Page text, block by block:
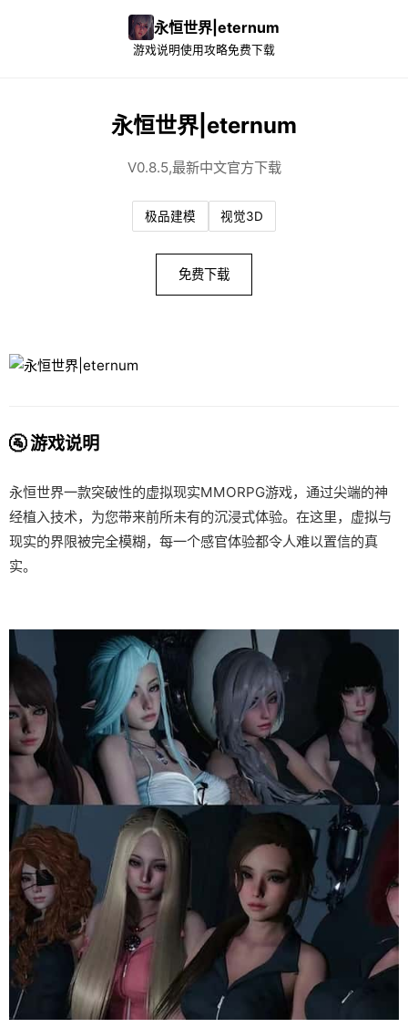
永恒世界|eternum
游戏说明使用攻略免费下载
永恒世界|eternum
V0.8.5,最新中文官方下载
极品建模 视觉3D
免费下载
🚰 游戏说明
永恒世界一款突破性的虚拟现实MMORPG游戏，通过尖端的神
经植入技术，为您带来前所未有的沉浸式体验。在这里，虚拟与
现实的界限被完全模糊，每一个感官体验都令人难以置信的真
实。